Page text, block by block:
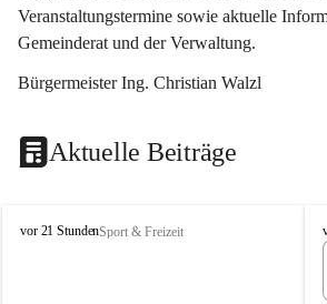
Veranstaltungstermine sowie aktuelle
Gemeinderat und der Verwaltung.
Bürgermeister Ing. Christian Walzl
Aktuelle Beiträge
S
vor 21 StundenSport & Freizeit
t
s